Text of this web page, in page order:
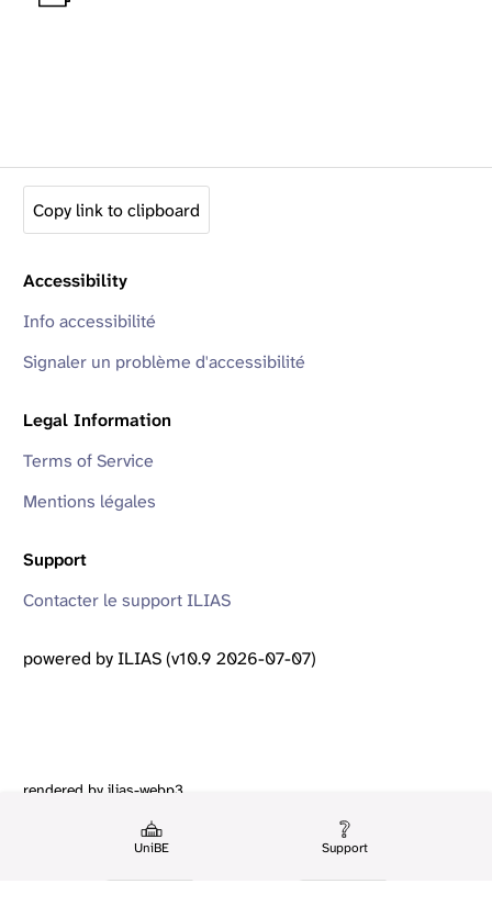
UniBE Support
Copy link to clipboard
Accessibility
Info accessibilité
Signaler un problème d'accessibilité
Legal Information
Terms of Service
Mentions légales
Support
Contacter le support ILIAS
powered by ILIAS (v10.9 2026-07-07)
rendered by ilias-webp3